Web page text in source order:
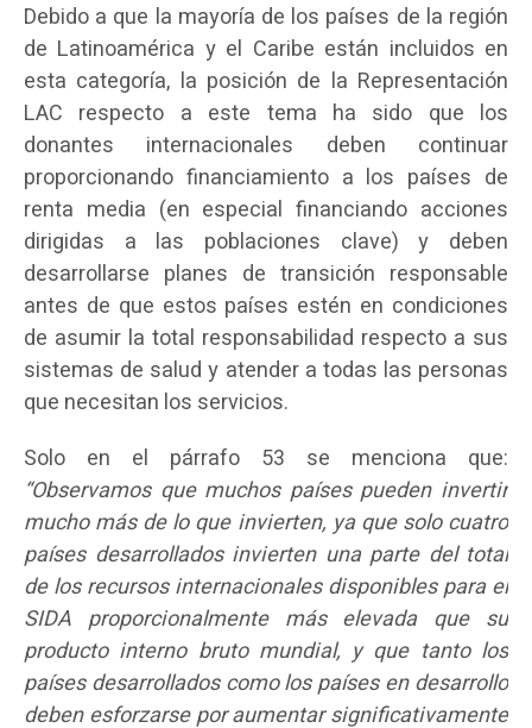
Debido a que la mayoría de los países de la región
de Latinoamérica y el Caribe están incluidos en
esta categoría, la posición de la Representación
LAC respecto a este tema ha sido que los
donantes internacionales deben continuar
proporcionando financiamiento a los países de
renta media (en especial financiando acciones
dirigidas a las poblaciones clave) y deben
desarrollarse planes de transición responsable
antes de que estos países estén en condiciones
de asumir la total responsabilidad respecto a sus
sistemas de salud y atender a todas las personas
que necesitan los servicios.
Solo en el párrafo 53 se menciona que:
“Observamos que muchos países pueden invertir
mucho más de lo que invierten, ya que solo cuatro
países desarrollados invierten una parte del total
de los recursos internacionales disponibles para el
SIDA proporcionalmente más elevada que su
producto interno bruto mundial, y que tanto los
países desarrollados como los países en desarrollo
deben esforzarse por aumentar significativamente